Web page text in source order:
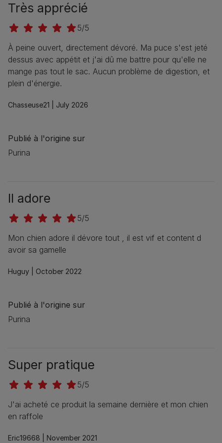
Très apprécié
5/5
À peine ouvert, directement dévoré. Ma puce s'est jeté
dessus avec appétit et j'ai dû me battre pour qu'elle ne
mange pas tout le sac. Aucun problème de digestion, et
plein d'énergie.
Chasseuse21 | July 2026
Publié à l'origine sur
Purina
Il adore
5/5
Mon chien adore il dévore tout , il est vif et content d
avoir sa gamelle
Huguy | October 2022
Publié à l'origine sur
Purina
Super pratique
5/5
J'ai acheté ce produit la semaine dernière et mon chien
en raffole
Eric19668 | November 2021